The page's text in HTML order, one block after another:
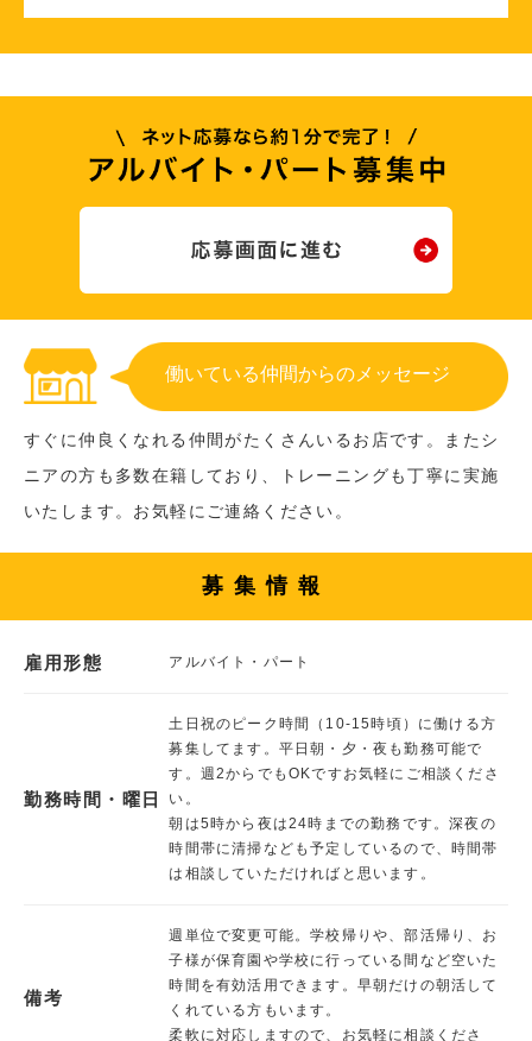
働いている仲間からのメッセージ
すぐに仲良くなれる仲間がたくさんいるお店です。またシ
ニアの方も多数在籍しており、トレーニングも丁寧に実施
いたします。お気軽にご連絡ください。
募集情報
雇用形態 アルバイト・パート
勤務時間・曜日
土日祝のピーク時間（10-15時頃）に働ける方
募集してます。平日朝・夕・夜も勤務可能で
す。週2からでもOKですお気軽にご相談くださ
い。
朝は5時から夜は24時までの勤務です。深夜の
時間帯に清掃なども予定しているので、時間帯
は相談していただければと思います。
備考
週単位で変更可能。学校帰りや、部活帰り、お
子様が保育園や学校に行っている間など空いた
時間を有効活用できます。早朝だけの朝活して
くれている方もいます。
柔軟に対応しますので、お気軽に相談くださ